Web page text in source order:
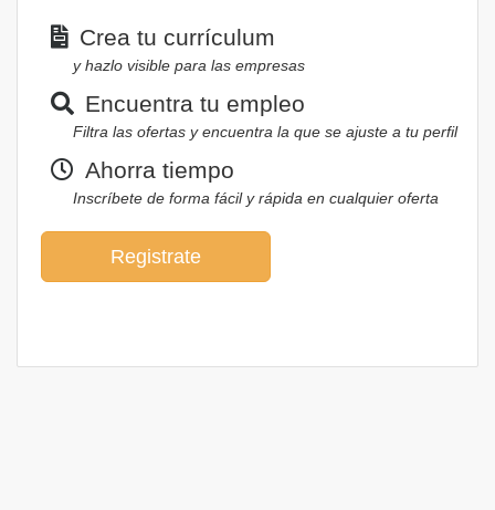
Crea tu currículum
y hazlo visible para las empresas
Encuentra tu empleo
Filtra las ofertas y encuentra la que se ajuste a tu perfil
Ahorra tiempo
Inscríbete de forma fácil y rápida en cualquier oferta
Registrate